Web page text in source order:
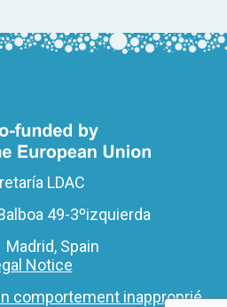
LDAC
49-3ºizquierda
Madrid, Spain
Notice
comportement inapproprié